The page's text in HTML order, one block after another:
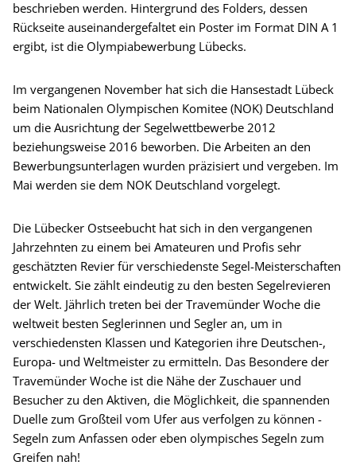
beschrieben werden. Hintergrund des Folders, dessen
Rückseite auseinandergefaltet ein Poster im Format DIN A 1
ergibt, ist die Olympiabewerbung Lübecks.
Im vergangenen November hat sich die Hansestadt Lübeck
beim Nationalen Olympischen Komitee (NOK) Deutschland
um die Ausrichtung der Segelwettbewerbe 2012
beziehungsweise 2016 beworben. Die Arbeiten an den
Bewerbungsunterlagen wurden präzisiert und vergeben. Im
Mai werden sie dem NOK Deutschland vorgelegt.
Die Lübecker Ostseebucht hat sich in den vergangenen
Jahrzehnten zu einem bei Amateuren und Profis sehr
geschätzten Revier für verschiedenste Segel-Meisterschaften
entwickelt. Sie zählt eindeutig zu den besten Segelrevieren
der Welt. Jährlich treten bei der Travemünder Woche die
weltweit besten Seglerinnen und Segler an, um in
verschiedensten Klassen und Kategorien ihre Deutschen-,
Europa- und Weltmeister zu ermitteln. Das Besondere der
Travemünder Woche ist die Nähe der Zuschauer und
Besucher zu den Aktiven, die Möglichkeit, die spannenden
Duelle zum Großteil vom Ufer aus verfolgen zu können -
Segeln zum Anfassen oder eben olympisches Segeln zum
Greifen nah!